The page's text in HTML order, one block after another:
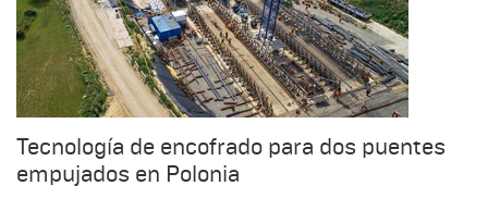
Tecnología de encofrado para dos puentes
empujados en Polonia